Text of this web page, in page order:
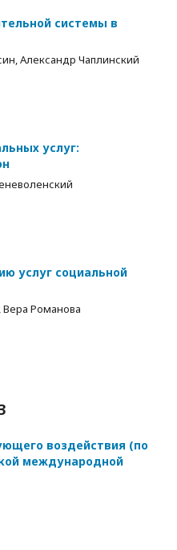
системы в
Александр Чаплинский
услуг:
услуг социальной
Вера Романова
воздействия (по
международной